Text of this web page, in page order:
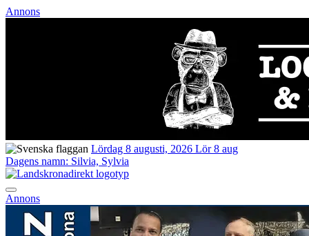
Annons
Lördag 8 augusti, 2026 Lör 8 aug
Dagens namn: Silvia, Sylvia
Annons